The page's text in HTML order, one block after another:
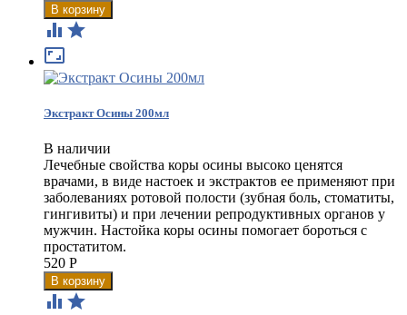
 

Экстракт Осины 200мл
В наличии
Лечебные свойства коры осины высоко ценятся
врачами, в виде настоек и экстрактов ее применяют при
заболеваниях ротовой полости (зубная боль, стоматиты,
гингивиты) и при лечении репродуктивных органов у
мужчин. Настойка коры осины помогает бороться с
простатитом​.
520 Р
 